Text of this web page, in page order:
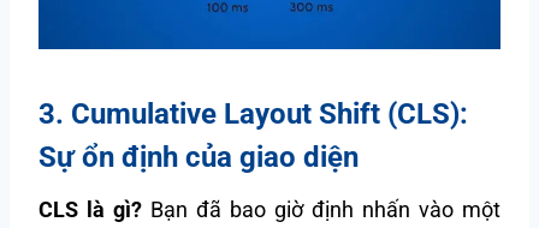
3. Cumulative Layout Shift (CLS):
Sự ổn định của giao diện
CLS là gì? Bạn đã bao giờ định nhấn vào một